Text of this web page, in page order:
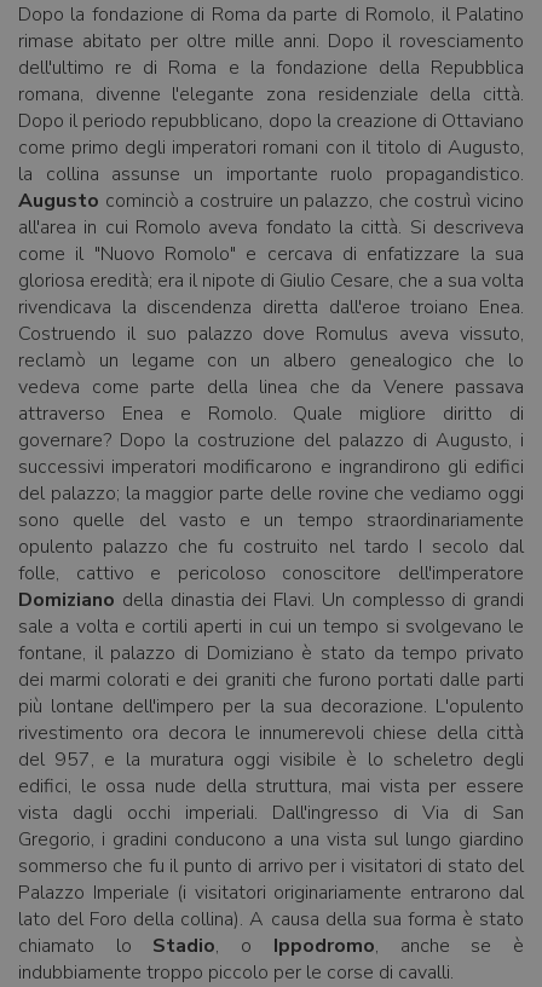
Dopo la fondazione di Roma da parte di Romolo, il Palatino
rimase abitato per oltre mille anni. Dopo il rovesciamento
dell'ultimo re di Roma e la fondazione della Repubblica
romana, divenne l'elegante zona residenziale della città.
Dopo il periodo repubblicano, dopo la creazione di Ottaviano
come primo degli imperatori romani con il titolo di Augusto,
la collina assunse un importante ruolo propagandistico.
Augusto cominciò a costruire un palazzo, che costruì vicino
all'area in cui Romolo aveva fondato la città. Si descriveva
come il "Nuovo Romolo" e cercava di enfatizzare la sua
gloriosa eredità; era il nipote di Giulio Cesare, che a sua volta
rivendicava la discendenza diretta dall'eroe troiano Enea.
Costruendo il suo palazzo dove Romulus aveva vissuto,
reclamò un legame con un albero genealogico che lo
vedeva come parte della linea che da Venere passava
attraverso Enea e Romolo. Quale migliore diritto di
governare? Dopo la costruzione del palazzo di Augusto, i
successivi imperatori modificarono e ingrandirono gli edifici
del palazzo; la maggior parte delle rovine che vediamo oggi
sono quelle del vasto e un tempo straordinariamente
opulento palazzo che fu costruito nel tardo I secolo dal
folle, cattivo e pericoloso conoscitore dell'imperatore
Domiziano della dinastia dei Flavi. Un complesso di grandi
sale a volta e cortili aperti in cui un tempo si svolgevano le
fontane, il palazzo di Domiziano è stato da tempo privato
dei marmi colorati e dei graniti che furono portati dalle parti
più lontane dell'impero per la sua decorazione. L'opulento
rivestimento ora decora le innumerevoli chiese della città
del 957, e la muratura oggi visibile è lo scheletro degli
edifici, le ossa nude della struttura, mai vista per essere
vista dagli occhi imperiali. Dall'ingresso di Via di San
Gregorio, i gradini conducono a una vista sul lungo giardino
sommerso che fu il punto di arrivo per i visitatori di stato del
Palazzo Imperiale (i visitatori originariamente entrarono dal
lato del Foro della collina). A causa della sua forma è stato
chiamato lo Stadio, o Ippodromo, anche se è
indubbiamente troppo piccolo per le corse di cavalli.